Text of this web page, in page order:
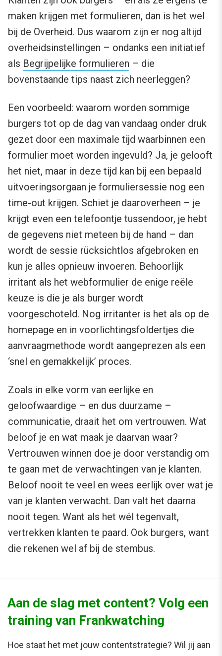
maken krijgen met formulieren, dan is het wel
bij de Overheid. Dus waarom zijn er nog altijd
overheidsinstellingen – ondanks een initiatief
als Begrijpelijke formulieren – die
bovenstaande tips naast zich neerleggen?
Een voorbeeld: waarom worden sommige
burgers tot op de dag van vandaag onder druk
gezet door een maximale tijd waarbinnen een
formulier moet worden ingevuld? Ja, je gelooft
het niet, maar in deze tijd kan bij een bepaald
uitvoeringsorgaan je formuliersessie nog een
time-out krijgen. Schiet je daaroverheen – je
krijgt even een telefoontje tussendoor, je hebt
de gegevens niet meteen bij de hand – dan
wordt de sessie rücksichtlos afgebroken en
kun je alles opnieuw invoeren. Behoorlijk
irritant als het webformulier de enige reële
keuze is die je als burger wordt
voorgeschoteld. Nog irritanter is het als op de
homepage en in voorlichtingsfoldertjes die
aanvraagmethode wordt aangeprezen als een
‘snel en gemakkelijk’ proces.
Zoals in elke vorm van eerlijke en
geloofwaardige – en dus duurzame –
communicatie, draait het om vertrouwen. Wat
beloof je en wat maak je daarvan waar?
Vertrouwen winnen doe je door verstandig om
te gaan met de verwachtingen van je klanten.
Beloof nooit te veel en wees eerlijk over wat je
van je klanten verwacht. Dan valt het daarna
nooit tegen. Want als het wél tegenvalt,
vertrekken klanten te paard. Ook burgers, want
die rekenen wel af bij de stembus.
Aan de slag met content? Volg een
training van Frankwatching
Hoe staat het met jouw contentstrategie? Wil jij aan